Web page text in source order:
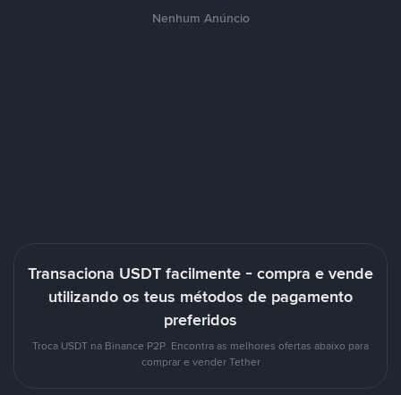
Nenhum Anúncio
Transaciona USDT facilmente - compra e vende
utilizando os teus métodos de pagamento
preferidos
Troca USDT na Binance P2P. Encontra as melhores ofertas abaixo para
comprar e vender Tether